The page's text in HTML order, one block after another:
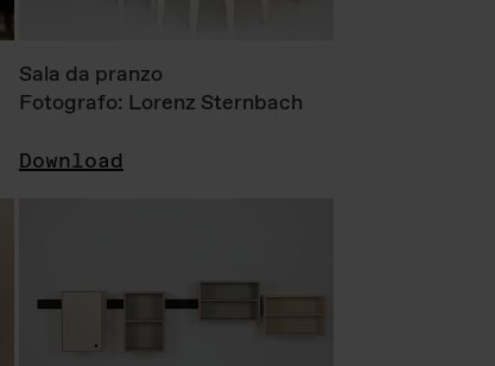
Sala da pranzo
Fotografo: Lorenz Sternbach
Download